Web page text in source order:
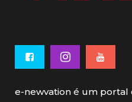
e-newvation é um portal